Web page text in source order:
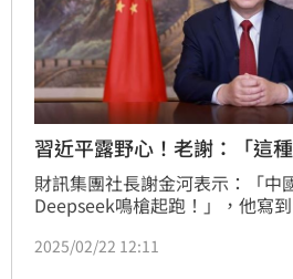
習近平露野心！老謝：「這
財訊集團社長謝金河表示：「中
Deepseek鳴槍起跑！」，他寫
Nasdaq重跌438.35，費城半導體
2025/02/22 12:11